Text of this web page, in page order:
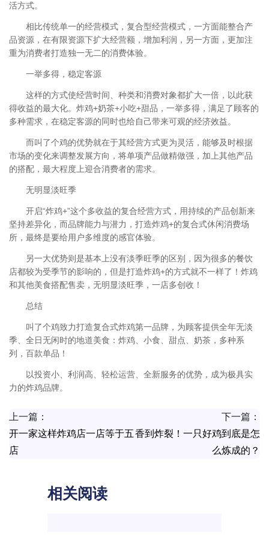
活方式。
相比传统单一的经营模式，复合型经营模式，一方面能整合产
品资源，在有限资源下扩大经营额，增加利润，另一方面，更加注
重为消费者打造独一无二的消费体验。
一举多得，稳定客源
这样的方式使经营时间、种类和消费对象都扩大一倍，以此获
得收益的最大化。炸鸡+奶茶+小吃+甜品，一举多得，满足了顾客的
多种需求，在稳定客源的同时也给自己带来可观的经济效益。
而叫了个鸡的优势就在于其经营方式更为灵活，能够及时根据
市场的变化来调整发展方向，将单项产品做精做强，加上其他产品
的搭配，最大程度上迎合消费者的需求。
无明显淡旺季
开启“炸鸡+”这个多收益的复合经营方式，用持续的产品创新来
坚持差异化，而品牌能力与潜力，打造炸鸡+的复合式休闲消费场
所，最终是要给用户多维度的感官体验。
另一大优势则是基本上没有淡季旺季的区别，因为很多的餐饮
店都较为受季节的影响的，但是打造炸鸡+的方式就不一样了！炸鸡
和其他美食搭配售卖，无明显淡旺季，一店多创收！
总结
叫了个鸡致力打造复合式炸鸡第一品牌，为顾客提供全年无淡
季、全日无闲时的地道美食：炸鸡、小食、甜点、奶茶，多种系
列，百款单品！
以投资小、利润高、轻松运营、全新服务的优势，成为极具实
力的炸鸡品牌。
上一篇：
开一家这样炸鸡店一店等于五
店
下一篇：
香到炸裂！一只好鸡到底是怎
么炼成的？
相关阅读